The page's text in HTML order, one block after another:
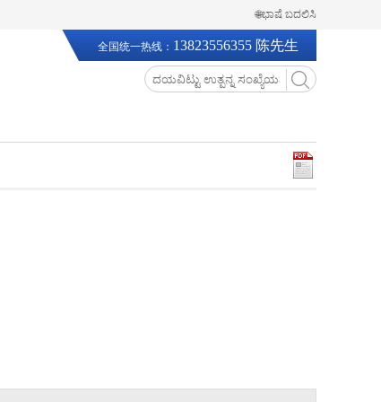
🌐ಭಾಷೆ ಬದಲಿಸಿ
全国统一热线： 13823556355 陈先生